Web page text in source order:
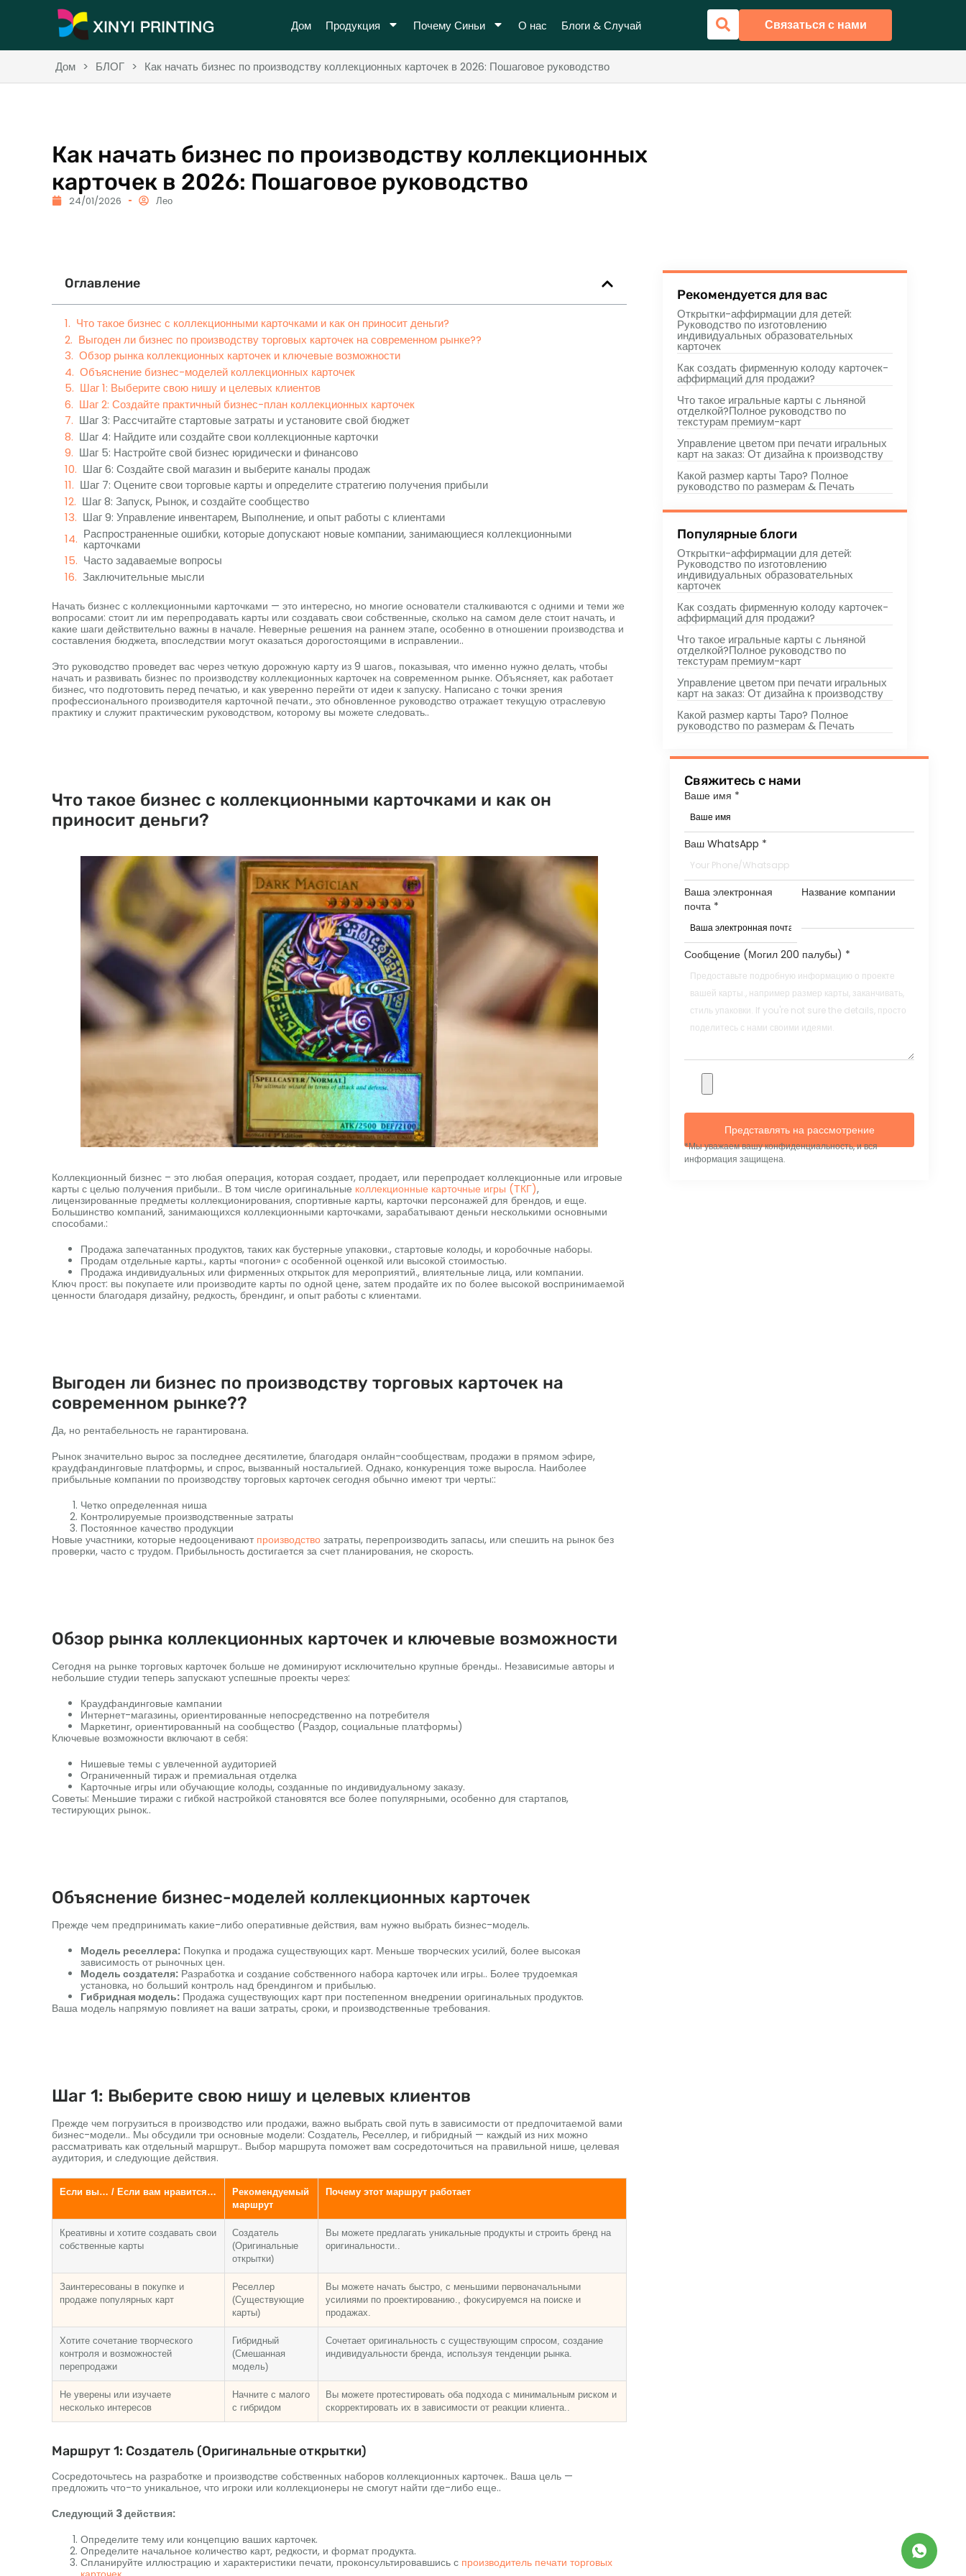
Дом Продукция Почему Синьи О нас Блоги & Случай Связаться с нами
Дом > БЛОГ > Как начать бизнес по производству коллекционных карточек в 2026: Пошаговое руководство
Как начать бизнес по производству коллекционных
карточек в 2026: Пошаговое руководство
24/01/2026 Лео
Оглавление
Что такое бизнес с коллекционными карточками и как он приносит деньги?
Выгоден ли бизнес по производству торговых карточек на современном рынке??
Обзор рынка коллекционных карточек и ключевые возможности
Объяснение бизнес-моделей коллекционных карточек
Шаг 1: Выберите свою нишу и целевых клиентов
Шаг 2: Создайте практичный бизнес-план коллекционных карточек
Шаг 3: Рассчитайте стартовые затраты и установите свой бюджет
Шаг 4: Найдите или создайте свои коллекционные карточки
Шаг 5: Настройте свой бизнес юридически и финансово
Шаг 6: Создайте свой магазин и выберите каналы продаж
Шаг 7: Оцените свои торговые карты и определите стратегию получения прибыли
Шаг 8: Запуск, Рынок, и создайте сообщество
Шаг 9: Управление инвентарем, Выполнение, и опыт работы с клиентами
Распространенные ошибки, которые допускают новые компании, занимающиеся коллекционными
карточками
Часто задаваемые вопросы
Заключительные мысли
Начать бизнес с коллекционными карточками — это интересно, но многие основатели сталкиваются с одними и теми же
вопросами: стоит ли им перепродавать карты или создавать свои собственные, сколько на самом деле стоит начать, и
какие шаги действительно важны в начале. Неверные решения на раннем этапе, особенно в отношении производства и
составления бюджета, впоследствии могут оказаться дорогостоящими в исправлении..
Это руководство проведет вас через четкую дорожную карту из 9 шагов., показывая, что именно нужно делать, чтобы
начать и развивать бизнес по производству коллекционных карточек на современном рынке. Объясняет, как работает
бизнес, что подготовить перед печатью, и как уверенно перейти от идеи к запуску. Написано с точки зрения
профессионального производителя карточной печати., это обновленное руководство отражает текущую отраслевую
практику и служит практическим руководством, которому вы можете следовать..
Что такое бизнес с коллекционными карточками и как он
приносит деньги?
Коллекционный бизнес – это любая операция, которая создает, продает, или перепродает коллекционные или игровые
карты с целью получения прибыли.. В том числе оригинальные коллекционные карточные игры (ТКГ),
лицензированные предметы коллекционирования, спортивные карты, карточки персонажей для брендов, и еще.
Большинство компаний, занимающихся коллекционными карточками, зарабатывают деньги несколькими основными
способами.:
Продажа запечатанных продуктов, таких как бустерные упаковки., стартовые колоды, и коробочные наборы.
Продам отдельные карты., карты «погони» с особенной оценкой или высокой стоимостью.
Продажа индивидуальных или фирменных открыток для мероприятий., влиятельные лица, или компании.
Ключ прост: вы покупаете или производите карты по одной цене, затем продайте их по более высокой воспринимаемой
ценности благодаря дизайну, редкость, брендинг, и опыт работы с клиентами.
Выгоден ли бизнес по производству торговых карточек на
современном рынке??
Да, но рентабельность не гарантирована.
Рынок значительно вырос за последнее десятилетие, благодаря онлайн-сообществам, продажи в прямом эфире,
краудфандинговые платформы, и спрос, вызванный ностальгией. Однако, конкуренция тоже выросла. Наиболее
прибыльные компании по производству торговых карточек сегодня обычно имеют три черты::
Четко определенная ниша
Контролируемые производственные затраты
Постоянное качество продукции
Новые участники, которые недооценивают производство затраты, перепроизводить запасы, или спешить на рынок без
проверки, часто с трудом. Прибыльность достигается за счет планирования, не скорость.
Обзор рынка коллекционных карточек и ключевые возможности
Сегодня на рынке торговых карточек больше не доминируют исключительно крупные бренды.. Независимые авторы и
небольшие студии теперь запускают успешные проекты через:
Краудфандинговые кампании
Интернет-магазины, ориентированные непосредственно на потребителя
Маркетинг, ориентированный на сообщество (Раздор, социальные платформы)
Ключевые возможности включают в себя:
Нишевые темы с увлеченной аудиторией
Ограниченный тираж и премиальная отделка
Карточные игры или обучающие колоды, созданные по индивидуальному заказу.
Советы: Меньшие тиражи с гибкой настройкой становятся все более популярными, особенно для стартапов,
тестирующих рынок..
Объяснение бизнес-моделей коллекционных карточек
Прежде чем предпринимать какие-либо оперативные действия, вам нужно выбрать бизнес-модель.
Модель реселлера: Покупка и продажа существующих карт. Меньше творческих усилий, более высокая
зависимость от рыночных цен.
Модель создателя: Разработка и создание собственного набора карточек или игры.. Более трудоемкая
установка, но больший контроль над брендингом и прибылью.
Гибридная модель: Продажа существующих карт при постепенном внедрении оригинальных продуктов.
Ваша модель напрямую повлияет на ваши затраты, сроки, и производственные требования.
Шаг 1: Выберите свою нишу и целевых клиентов
Прежде чем погрузиться в производство или продажи, важно выбрать свой путь в зависимости от предпочитаемой вами
бизнес-модели.. Мы обсудили три основные модели: Создатель, Реселлер, и гибридный — каждый из них можно
рассматривать как отдельный маршрут.. Выбор маршрута поможет вам сосредоточиться на правильной нише, целевая
аудитория, и следующие действия.
Если вы… / Если вам нравится…
Рекомендуемый
маршрут
Почему этот маршрут работает
Креативны и хотите создавать свои
собственные карты
Создатель
(Оригинальные
открытки)
Вы можете предлагать уникальные продукты и строить бренд на
оригинальности..
Заинтересованы в покупке и
продаже популярных карт
Реселлер
(Существующие
карты)
Вы можете начать быстро, с меньшими первоначальными
усилиями по проектированию., фокусируемся на поиске и
продажах.
Хотите сочетание творческого
контроля и возможностей
перепродажи
Гибридный
(Смешанная
модель)
Сочетает оригинальность с существующим спросом, создание
индивидуальности бренда, используя тенденции рынка.
Не уверены или изучаете
несколько интересов
Начните с малого
с гибридом
Вы можете протестировать оба подхода с минимальным риском и
скорректировать их в зависимости от реакции клиента..
Маршрут 1: Создатель (Оригинальные открытки)
Сосредоточьтесь на разработке и производстве собственных наборов коллекционных карточек.. Ваша цель —
предложить что-то уникальное, что игроки или коллекционеры не смогут найти где-либо еще..
Следующий 3 действия:
Определите тему или концепцию ваших карточек.
Определите начальное количество карт, редкости, и формат продукта.
Спланируйте иллюстрацию и характеристики печати, проконсультировавшись с производитель печати торговых
Рекомендуется для вас
Открытки-аффирмации для детей:
Руководство по изготовлению
индивидуальных образовательных
карточек
Как создать фирменную колоду карточек-
аффирмаций для продажи?
Что такое игральные карты с льняной
отделкой?Полное руководство по
текстурам премиум-карт
Управление цветом при печати игральных
карт на заказ: От дизайна к производству
Какой размер карты Таро? Полное
руководство по размерам & Печать
Популярные блоги
Открытки-аффирмации для детей:
Руководство по изготовлению
индивидуальных образовательных
карточек
Как создать фирменную колоду карточек-
аффирмаций для продажи?
Что такое игральные карты с льняной
отделкой?Полное руководство по
текстурам премиум-карт
Управление цветом при печати игральных
карт на заказ: От дизайна к производству
Какой размер карты Таро? Полное
руководство по размерам & Печать
Свяжитесь с нами
Ваше имя *
Ваш WhatsApp *
Ваша электронная
почта *
Название компании
Сообщение (Могил 200 палубы) *
Представлять на рассмотрение
*Мы уважаем вашу конфиденциальность, и вся
информация защищена.